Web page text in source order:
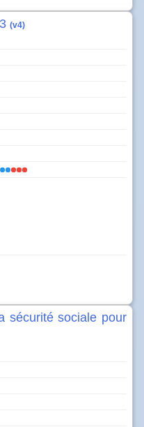
(v4)
sécurité sociale pour